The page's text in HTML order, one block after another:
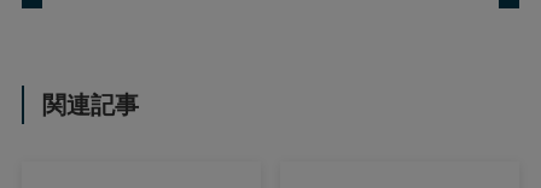
関連記事